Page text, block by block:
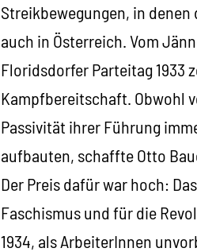
Streikbewegungen, in
auch in Österreich. Vom
Floridsdorfer Parteitag 1933
Kampfbereitschaft. Obwohl
Passivität ihrer Führung
aufbauten, schaffte Otto
Der Preis dafür war hoch:
Faschismus und für die
1934, als ArbeiterInnen